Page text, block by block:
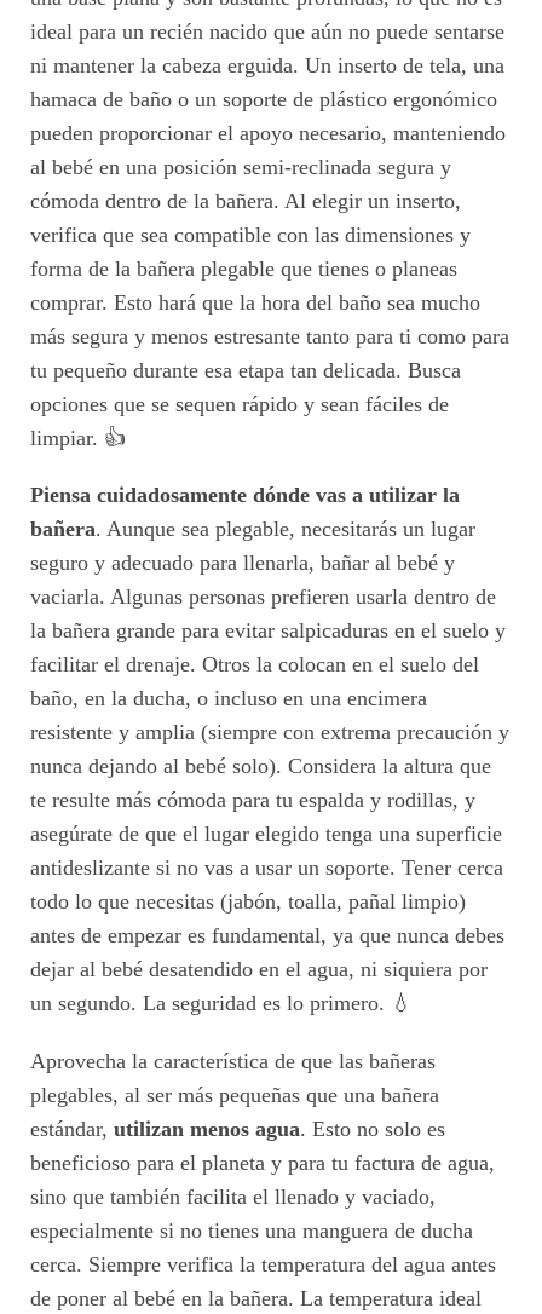
ideal para un recién nacido que aún no puede sentarse
ni mantener la cabeza erguida. Un inserto de tela, una
hamaca de baño o un soporte de plástico ergonómico
pueden proporcionar el apoyo necesario, manteniendo
al bebé en una posición semi-reclinada segura y
cómoda dentro de la bañera. Al elegir un inserto,
verifica que sea compatible con las dimensiones y
forma de la bañera plegable que tienes o planeas
comprar. Esto hará que la hora del baño sea mucho
más segura y menos estresante tanto para ti como para
tu pequeño durante esa etapa tan delicada. Busca
opciones que se sequen rápido y sean fáciles de
limpiar. 👍
Piensa cuidadosamente dónde vas a utilizar la
bañera. Aunque sea plegable, necesitarás un lugar
seguro y adecuado para llenarla, bañar al bebé y
vaciarla. Algunas personas prefieren usarla dentro de
la bañera grande para evitar salpicaduras en el suelo y
facilitar el drenaje. Otros la colocan en el suelo del
baño, en la ducha, o incluso en una encimera
resistente y amplia (siempre con extrema precaución y
nunca dejando al bebé solo). Considera la altura que
te resulte más cómoda para tu espalda y rodillas, y
asegúrate de que el lugar elegido tenga una superficie
antideslizante si no vas a usar un soporte. Tener cerca
todo lo que necesitas (jabón, toalla, pañal limpio)
antes de empezar es fundamental, ya que nunca debes
dejar al bebé desatendido en el agua, ni siquiera por
un segundo. La seguridad es lo primero. 💧
Aprovecha la característica de que las bañeras
plegables, al ser más pequeñas que una bañera
estándar, utilizan menos agua. Esto no solo es
beneficioso para el planeta y para tu factura de agua,
sino que también facilita el llenado y vaciado,
especialmente si no tienes una manguera de ducha
cerca. Siempre verifica la temperatura del agua antes
de poner al bebé en la bañera. La temperatura ideal